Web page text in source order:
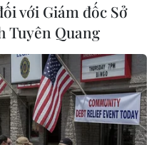
với Giám đốc Sở
Tuyên Quang